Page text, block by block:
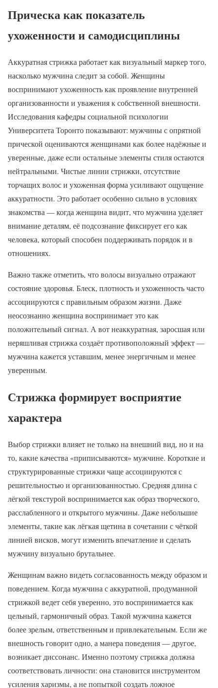
Прическа как показатель
ухоженности и самодисциплины
Аккуратная стрижка работает как визуальный маркер того,
насколько мужчина следит за собой. Женщины
воспринимают ухоженность как проявление внутренней
организованности и уважения к собственной внешности.
Исследования кафедры социальной психологии
Университета Торонто показывают: мужчины с опрятной
прической оцениваются женщинами как более надёжные и
уверенные, даже если остальные элементы стиля остаются
нейтральными. Чистые линии стрижки, отсутствие
торчащих волос и ухоженная форма усиливают ощущение
аккуратности. Это работает особенно сильно в условиях
знакомства — когда женщина видит, что мужчина уделяет
внимание деталям, её подсознание фиксирует его как
человека, который способен поддерживать порядок и в
отношениях.
Важно также отметить, что волосы визуально отражают
состояние здоровья. Блеск, плотность и ухоженность часто
ассоциируются с правильным образом жизни. Даже
неосознанно женщина воспринимает это как
положительный сигнал. А вот неаккуратная, заросшая или
неряшливая стрижка создаёт противоположный эффект —
мужчина кажется уставшим, менее энергичным и менее
уверенным.
Стрижка формирует восприятие
характера
Выбор стрижки влияет не только на внешний вид, но и на
то, какие качества «приписываются» мужчине. Короткие и
структурированные стрижки чаще ассоциируются с
решительностью и организованностью. Средняя длина с
лёгкой текстурой воспринимается как образ творческого,
расслабленного и открытого мужчины. Даже небольшие
элементы, такие как лёгкая щетина в сочетании с чёткой
линией висков, могут изменить впечатление и сделать
мужчину визуально брутальнее.
Женщинам важно видеть согласованность между образом и
поведением. Когда мужчина с аккуратной, продуманной
стрижкой ведет себя уверенно, это воспринимается как
цельный, гармоничный образ. Такой мужчина кажется
более зрелым, ответственным и привлекательным. Если же
внешность говорит одно, а манера поведения — другое,
возникает диссонанс. Именно поэтому стрижка должна
соответствовать личности: она становится инструментом
усиления харизмы, а не попыткой создать ложное